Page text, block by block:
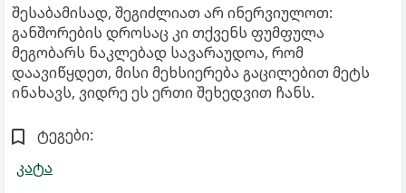
შესაბამისად, შეგიძლიათ არ ინერვიულოთ:
განშორების დროსაც კი თქვენს ფუმფულა
მეგობარს ნაკლებად სავარაუდოა, რომ
დაავიწყდეთ, მისი მეხსიერება გაცილებით მეტს
ინახავს, ვიდრე ეს ერთი შეხედვით ჩანს.
ტეგები:
კატა